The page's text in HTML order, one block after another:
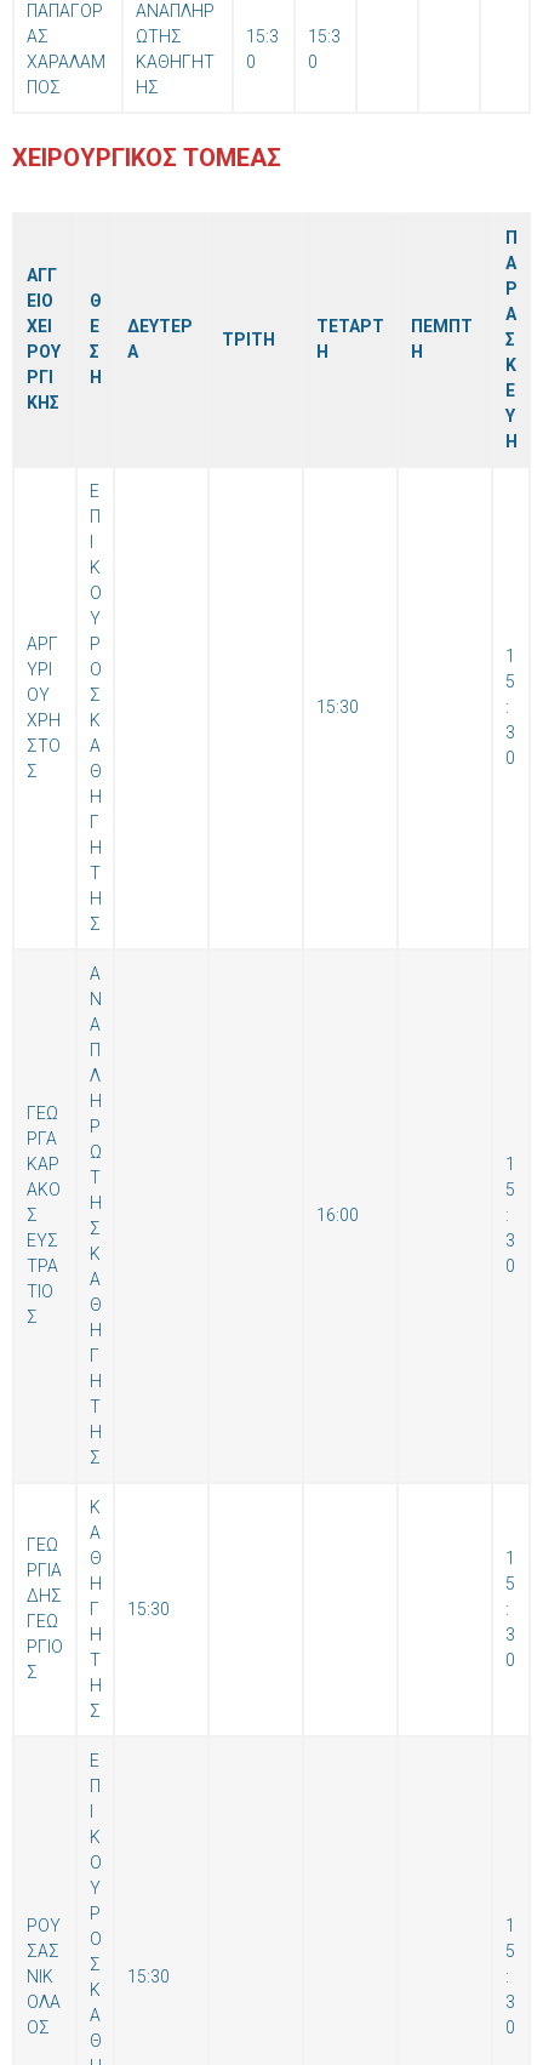
ΠΑΠΑΓΟΡ
ΑΣ
ΧΑΡΑΛΑΜ
ΠΟΣ
ΑΝΑΠΛΗΡ
ΩΤΗΣ
ΚΑΘΗΓΗΤ
ΗΣ
15:3
0
15:3
0
ΧΕΙΡΟΥΡΓΙΚΟΣ ΤΟΜΕΑΣ
ΑΓΓ
ΕΙΟ
ΧΕΙ
ΡΟΥ
ΡΓΙ
ΚΗΣ
Θ
Ε
Σ
Η
ΔΕΥΤΕΡ
Α
ΤΡΙΤΗ
ΤΕΤΑΡΤ
Η
ΠΕΜΠΤ
Η
Π
Α
Ρ
Α
Σ
Κ
Ε
Υ
Η
ΑΡΓ
ΥΡΙ
ΟΥ
ΧΡΗ
ΣΤΟ
Σ
Ε
Π
Κ
Ο
Υ
Ρ
Ο
Σ
Κ
Α
Θ
Η
Γ
Η
Τ
Η
Σ
15:30
1
5
:
3
0
ΓΕΩ
ΡΓΑ
ΚΑΡ
ΑΚΟ
Σ
ΕΥΣ
ΤΡΑ
ΤΙΟ
Σ
Α
Ν
Α
Π
Λ
Η
Ρ
Ω
Τ
Η
Σ
Κ
Α
Θ
Η
Γ
Η
Τ
Η
Σ
16:00
1
5
:
3
0
ΓΕΩ
ΡΓΙΑ
ΔΗΣ
ΓΕΩ
ΡΓΙΟ
Σ
Κ
Α
Θ
Η
Γ
Η
Τ
Η
Σ
15:30
1
5
:
3
0
ΡΟΥ
ΣΑΣ
ΝΙΚ
ΟΛΑ
ΟΣ
Ε
Π
Κ
Ο
Υ
Ρ
Ο
Σ
Κ
Α
Θ
15:30
1
5
:
3
0